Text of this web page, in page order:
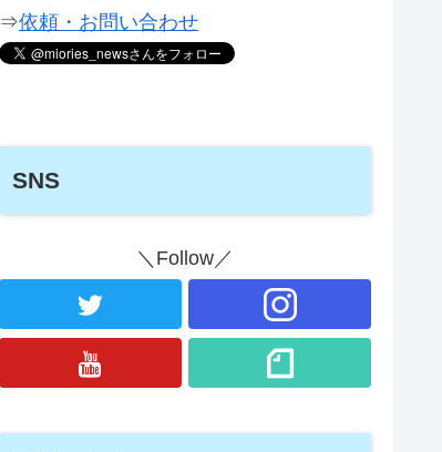
⇒依頼・お問い合わせ
SNS
＼Follow／